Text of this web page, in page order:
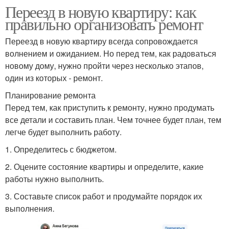
Переезд в новую квартиру: как
правильно организовать ремонт
Переезд в новую квартиру всегда сопровождается
волнением и ожиданием. Но перед тем, как радоваться
новому дому, нужно пройти через несколько этапов,
один из которых - ремонт.
Планирование ремонта
Перед тем, как приступить к ремонту, нужно продумать
все детали и составить план. Чем точнее будет план, тем
легче будет выполнить работу.
1. Определитесь с бюджетом.
2. Оцените состояние квартиры и определите, какие
работы нужно выполнить.
3. Составьте список работ и продумайте порядок их
выполнения.